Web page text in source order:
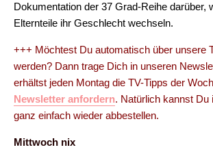
Dokumentation der 37 Grad-Reihe darüber,
Elternteile ihr Geschlecht wechseln.
+++ Möchtest Du automatisch über unsere
werden? Dann trage Dich in unseren
erhältst jeden Montag die TV-Tipps der
Newsletter anfordern. Natürlich kannst Du
ganz einfach wieder abbestellen.
Mittwoch nix